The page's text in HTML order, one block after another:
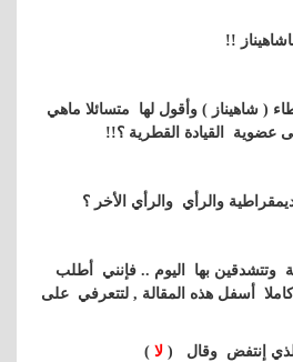
!!
( شاهيناز ) وأقول لها متسائلا ماهي
عضوية القيادة القطرية ؟!!
والرأي والرأي الأخر ؟
وتتشدقين بها اليوم .. فإنني أطلب
أسفل هذه المقالة , لتتعرفي على
إنتفض وقال ( لا )